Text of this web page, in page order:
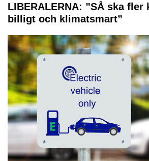
LIBERALERNA: ”SÅ ska fler
billigt och klimatsmart”